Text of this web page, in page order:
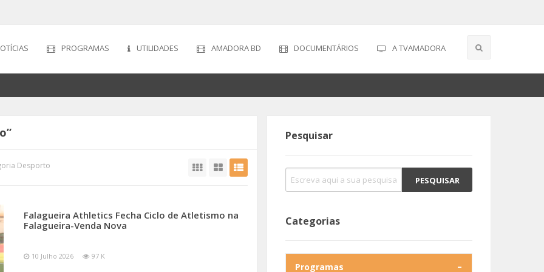
PROGRAMAS UTILIDADES AMADORA BD DOCUMENTÁRIOS A TVAMADORA
Desporto
Falagueira Athletics Fecha Ciclo de Atletismo na
Falagueira-Venda Nova
10 Julho 2026 97 K
Pesquisar
Categorias
Programas